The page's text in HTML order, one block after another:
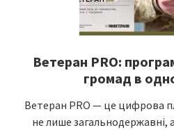
Ветеран PRO:
громад в
Ветеран PRO — це цифрова
не лише загальнодержавні,